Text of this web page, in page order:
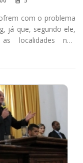
com o problema
já que, segundo ele,
localidades não